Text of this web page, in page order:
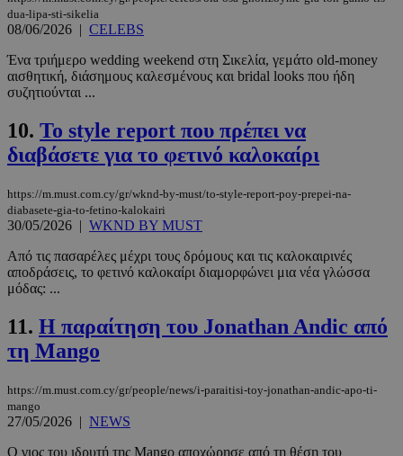
dua-lipa-sti-sikelia
08/06/2026 | CELEBS
Ένα τριήμερο wedding weekend στη Σικελία, γεμάτο old-money
αισθητική, διάσημους καλεσμένους και bridal looks που ήδη
συζητιούνται ...
10. Το style report που πρέπει να
διαβάσετε για το φετινό καλοκαίρι
https://m.must.com.cy/gr/wknd-by-must/to-style-report-poy-prepei-na-
diabasete-gia-to-fetino-kalokairi
30/05/2026 | WKND BY MUST
Από τις πασαρέλες μέχρι τους δρόμους και τις καλοκαιρινές
αποδράσεις, το φετινό καλοκαίρι διαμορφώνει μια νέα γλώσσα
μόδας: ...
11. Η παραίτηση του Jonathan Andic από
τη Mango
https://m.must.com.cy/gr/people/news/i-paraitisi-toy-jonathan-andic-apo-ti-
mango
27/05/2026 | NEWS
Ο γιος του ιδρυτή της Mango αποχώρησε από τη θέση του